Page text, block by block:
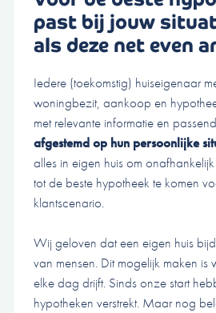
past bij jouw
als deze net even
Iedere (toekomstig) huiseigenaar
woningbezit, aankoop en
met relevante informatie en
afgestemd op hun persoonlijke
alles in eigen huis om
tot de beste hypotheek te komen
klantscenario.
Wij geloven dat een eigen huis
van mensen. Dit mogelijk maken is
elke dag drijft. Sinds onze start
hypotheken verstrekt. Maar nog